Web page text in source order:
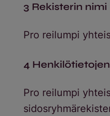
3 Rekisterin nimi
Pro reilumpi
4
Pro reilumpi